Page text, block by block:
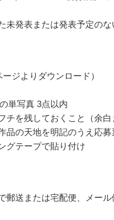
未発表または発表予定のな
ジよりダウンロード）
単写真 3点以内
を残しておくこと（余白
品の天地を明記のうえ応
グテープで貼り付け
郵送または宅配便、メー